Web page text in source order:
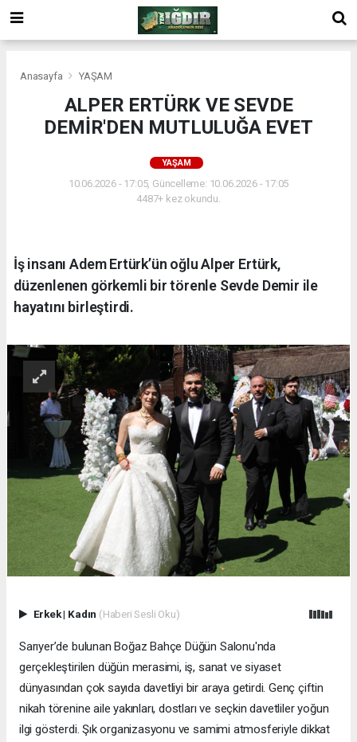
Anasayfa YAŞAM
ALPER ERTÜRK VE SEVDE
DEMİR'DEN MUTLULUĞA EVET
YAŞAM
10.06.2026 - 17:05, Güncelleme: 10.06.2026 - 17:05
4487+ kez okundu.
İş insanı Adem Ertürk’ün oğlu Alper Ertürk,
düzenlenen görkemli bir törenle Sevde Demir ile
hayatını birleştirdi.
Erkek| Kadın (Haberi Sesli Oku)
Sarıyer’de bulunan Boğaz Bahçe Düğün Salonu'nda
gerçekleştirilen düğün merasimi, iş, sanat ve siyaset
dünyasından çok sayıda davetliyi bir araya getirdi. Genç çiftin
nikah törenine aile yakınları, dostları ve seçkin davetliler yoğun
ilgi gösterdi. Şık organizasyonu ve samimi atmosferiyle dikkat